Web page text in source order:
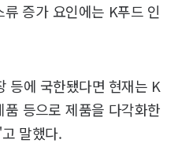
증가 요인에는 K푸드 인
등에 국한됐다면 현재는 K
등으로 제품을 다각화한
말했다.